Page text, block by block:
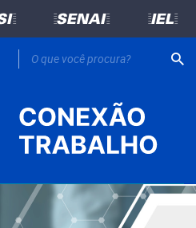
=SENAI= =IEL=